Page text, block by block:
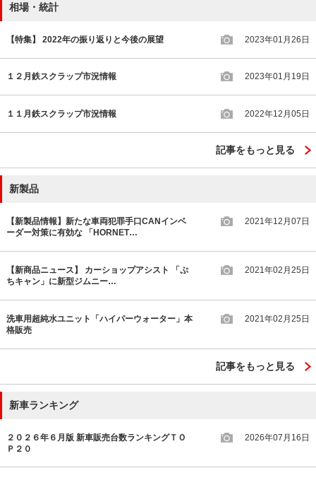
相場・統計
【特集】 2022年の振り返りと今後の展望 2023年01月26日
１２月鉄スクラップ市況情報 2023年01月19日
１１月鉄スクラップ市況情報 2022年12月05日
記事をもっと見る
新製品
【新製品情報】新たな車両犯罪手口CANインベ
ーダー対策に有効な 「HORNET…
2021年12月07日
【新商品ニュース】 カーショップアシスト 「ぷ
ちキャン」に新型ジムニー…
2021年02月25日
洗車用超純水ユニット「ハイパーウォーター」本
格販売
2021年02月25日
記事をもっと見る
新車ランキング
２０２６年６月版 新車販売台数ランキングＴＯ
Ｐ２０
2026年07月16日